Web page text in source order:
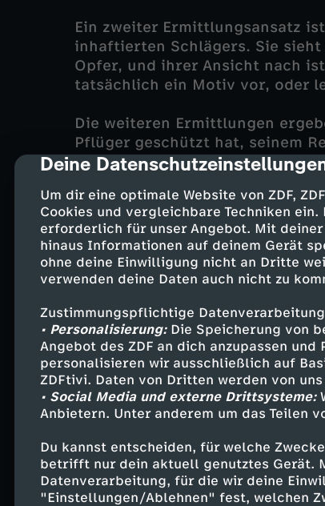
cmp-dialog-description
Deine
Um dir eine optimale Website von ZDF,
Cookies und vergleichbare Techniken
erforderlich für unser Angebot. Mit
hinaus Informationen auf deinem Gerät
ohne deine Einwilligung nicht an Dritte
verwenden deine Daten auch nicht zu
Zustimmungspflichtige Datenverarbeitung
• Personalisierung:Die Speicherung von
Angebot des ZDF an dich anzupassen
personalisieren wir ausschließlich auf
ZDFtivi. Daten von Dritten werden von
• Social Media und externe Drittsysteme:
Anbietern. Unter anderem um das Teilen
Du kannst entscheiden, für welche
betrifft nur dein aktuell genutztes Gerät.
Datenverarbeitung, für die wir deine
"Einstellungen/Ablehnen" fest, welchen
Ein zweiter Ermittlungsansatz
inhaftierten Schlägers. Sie
Opfer, und ihrer Ansicht nach
tatsächlich ein Motiv vor, oder
Die weiteren Ermittlungen
Pflüger geschützt hat, seinem
angegeben hat. Seit der
hat Paul Behnisch keine
Gerieten die beiden in einen
Der Wandel von Daniel Pflüger
Sonja Hofmann, die Frau seines
Marek entscheiden. Hat Marek
Mitarbeiter gerächt?
Darsteller
Martina Seiffert - Astrid M.
Joachim Stoll - Peter Ketnath
Rico Sander - Benjamin
Selma Kirsch - Yve Burbach